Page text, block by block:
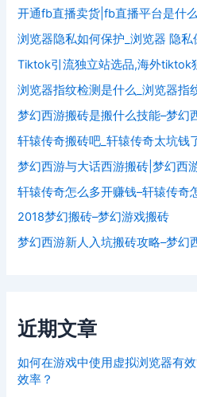
开通fb直播卖货|fb直播平台是什么
浏览器隐私如何保护_浏览器 隐私
Tiktok引流独立站选品,海外tiktok
浏览器指纹检测是什么_浏览器指
梦幻西游搬砖是搬什么技能–梦幻
轩辕传奇搬砖吧_轩辕传奇太坑钱
梦幻西游与大话西游搬砖|梦幻西
轩辕传奇怎么多开赚钱–轩辕传奇
2018梦幻搬砖–梦幻游戏搬砖
梦幻西游新人入坑搬砖攻略–梦幻
近期文章
如何在游戏中使用虚拟浏览器有
效率？